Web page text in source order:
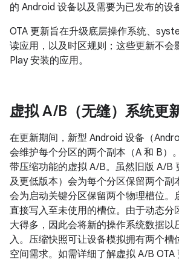
的 Android 设备以及需要为已发布的设
OTA 更新旨在升级底层操作系统、
读应用，以及时区规则；这些更新不会
Play 安装的应用。
虚拟 A/B（无缝）系统更
在更新期间，新型 Android 设备（
会维护每个分区的两个副本（A 和 B）
带压缩功能的虚拟 A/B。虽然旧版 A/B
及更低版本）会为每个分区保留两个副
会为启动关键分区保留两个物理槽位。
直接写入至未使用的槽位。由于动态分
大得多，因此会将新的操作系统数据以
入。压缩快照可让设备模拟拥有两个槽
空间需求。如需详细了解虚拟 A/B OTA